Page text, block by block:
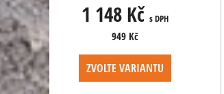
s DPH 1 148 Kč s DPH
949 Kč
ZVOLTE VARIANTU